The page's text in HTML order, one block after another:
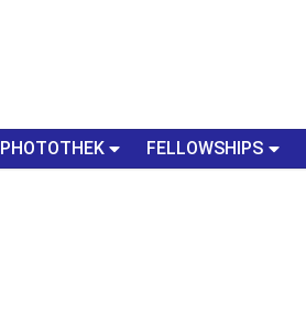
PHOTOTHEK FELLOWSHIPS